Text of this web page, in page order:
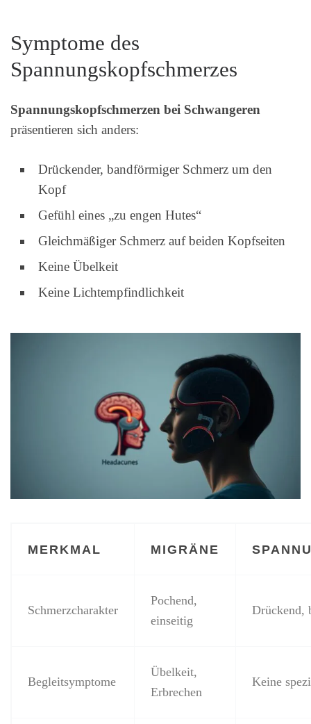
Symptome des
Spannungskopfschmerzes
Spannungskopfschmerzen bei Schwangeren
präsentieren sich anders:
Drückender, bandförmiger Schmerz um den
Kopf
Gefühl eines „zu engen Hutes“
Gleichmäßiger Schmerz auf beiden Kopfseiten
Keine Übelkeit
Keine Lichtempfindlichkeit
MERKMAL MIGRÄNE
Schmerzcharakter
Pochend,
einseitig
Drückend,
Begleitsymptome
Übelkeit,
Erbrechen
Keine